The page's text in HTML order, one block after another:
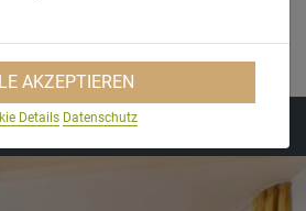
info@hirsch-ottobeuren.de
AKZEPTIEREN
Details Datenschutz